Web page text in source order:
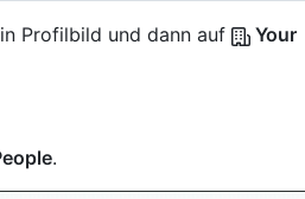
Profilbild und dann auf
Your
.